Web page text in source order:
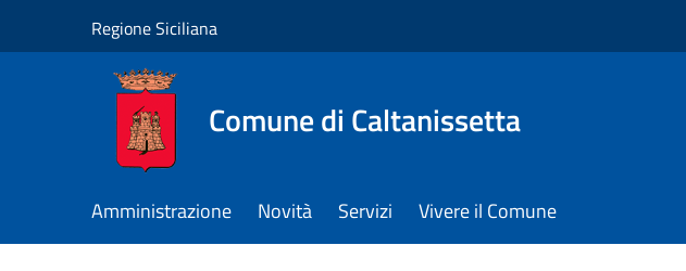
Regione Siciliana
Comune di Caltanissetta
Amministrazione Novità Servizi Vivere il Comune